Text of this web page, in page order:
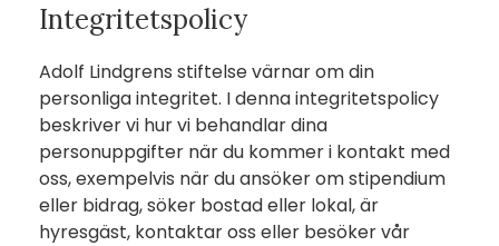
Integritetspolicy
Adolf Lindgrens stiftelse värnar om din
personliga integritet. I denna integritetspolicy
beskriver vi hur vi behandlar dina
personuppgifter när du kommer i kontakt med
oss, exempelvis när du ansöker om stipendium
eller bidrag, söker bostad eller lokal, är
hyresgäst, kontaktar oss eller besöker vår